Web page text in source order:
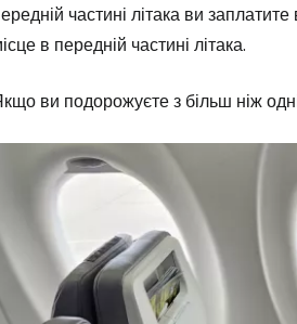
частині літака ви заплатите
в передній частині літака.
ви подорожуєте з більш ніж